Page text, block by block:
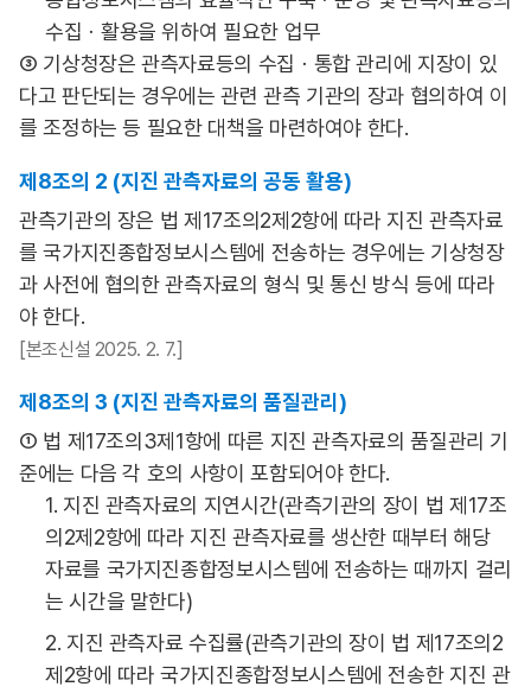
수집ㆍ활용을 위하여 필요한 업무
③ 기상청장은 관측자료등의 수집ㆍ통합 관리에 지장이 있
다고 판단되는 경우에는 관련 관측 기관의 장과 협의하여 이
를 조정하는 등 필요한 대책을 마련하여야 한다.
제8조의 2 (지진 관측자료의 공동 활용)
관측기관의 장은 법 제17조의2제2항에 따라 지진 관측자료
를 국가지진종합정보시스템에 전송하는 경우에는 기상청장
과 사전에 협의한 관측자료의 형식 및 통신 방식 등에 따라
야 한다.
[본조신설 2025. 2. 7.]
제8조의 3 (지진 관측자료의 품질관리)
① 법 제17조의3제1항에 따른 지진 관측자료의 품질관리 기
준에는 다음 각 호의 사항이 포함되어야 한다.
1. 지진 관측자료의 지연시간(관측기관의 장이 법 제17조
의2제2항에 따라 지진 관측자료를 생산한 때부터 해당
자료를 국가지진종합정보시스템에 전송하는 때까지 걸리
는 시간을 말한다)
2. 지진 관측자료 수집률(관측기관의 장이 법 제17조의2
제2항에 따라 국가지진종합정보시스템에 전송한 지진 관